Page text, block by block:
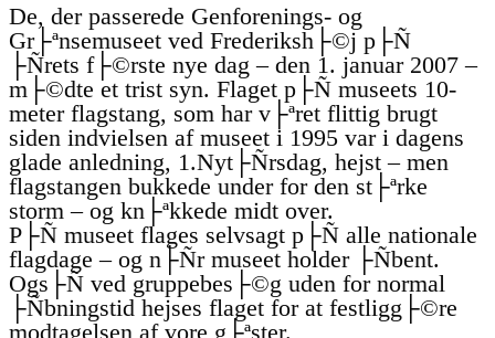
De, der passerede Genforenings- og
Gr├ªnsemuseet ved Frederiksh├©j p├Ñ
├Ñrets f├©rste nye dag – den 1. januar 2007 –
m├©dte et trist syn. Flaget p├Ñ museets 10-
meter flagstang, som har v├ªret flittig brugt
siden indvielsen af museet i 1995 var i dagens
glade anledning, 1.Nyt├Ñrsdag, hejst – men
flagstangen bukkede under for den st├ªrke
storm – og kn├ªkkede midt over.
P├Ñ museet flages selvsagt p├Ñ alle nationale
flagdage – og n├Ñr museet holder ├Ñbent.
Ogs├Ñ ved gruppebes├©g uden for normal
├Ñbningstid hejses flaget for at festligg├©re
modtagelsen af vore g├ªster.